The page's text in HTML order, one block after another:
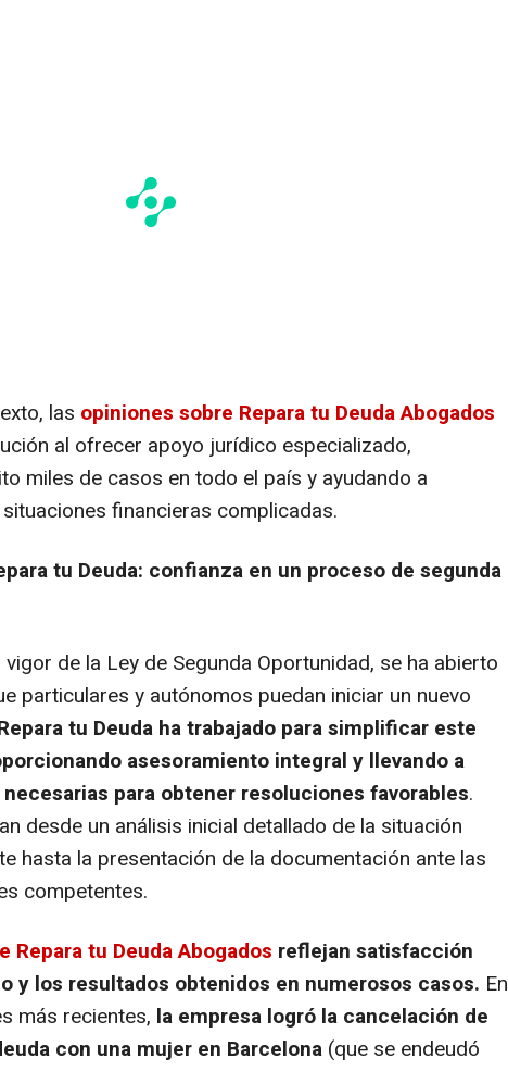
las opiniones sobre Repara tu Deuda Abogados
al ofrecer apoyo jurídico especializado,
miles de casos en todo el país y ayudando a
financieras complicadas.
tu Deuda: confianza en un proceso de segunda
de la Ley de Segunda Oportunidad, se ha abierto
particulares y autónomos puedan iniciar un nuevo
tu Deuda ha trabajado para simplificar este
asesoramiento integral y llevando a
para obtener resoluciones favorables.
desde un análisis inicial detallado de la situación
hasta la presentación de la documentación ante las
competentes.
Repara tu Deuda Abogados reflejan satisfacción
y los resultados obtenidos en numerosos casos. En
más recientes, la empresa logró la cancelación de
con una mujer en Barcelona (que se endeudó